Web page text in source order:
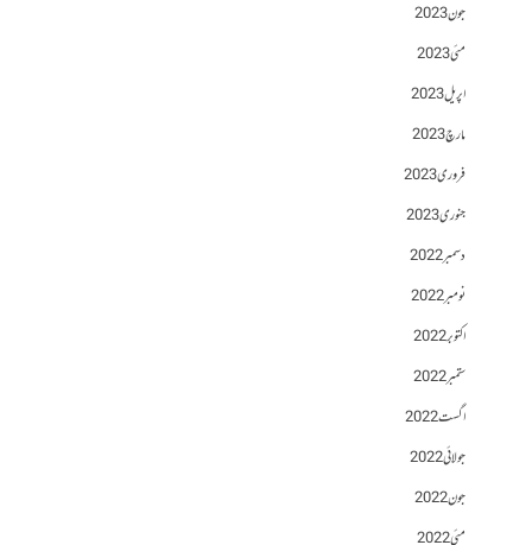
جون 2023
مئی 2023
اپریل 2023
مارچ 2023
فروری 2023
جنوری 2023
دسمبر 2022
نومبر 2022
اکتوبر 2022
ستمبر 2022
اگست 2022
جولائی 2022
جون 2022